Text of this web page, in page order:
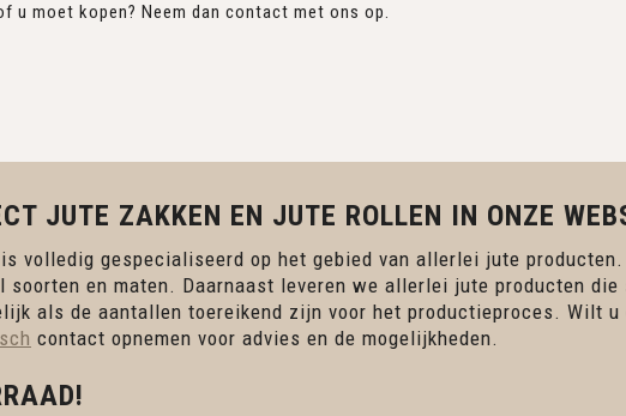
u moet kopen? Neem dan contact met ons op.
JUTE ZAKKEN EN JUTE ROLLEN IN ONZE
volledig gespecialiseerd op het gebied van allerlei jute
soorten en maten. Daarnaast leveren we allerlei jute producten
als de aantallen toereikend zijn voor het productieproces. Wilt
contact opnemen voor advies en de mogelijkheden.